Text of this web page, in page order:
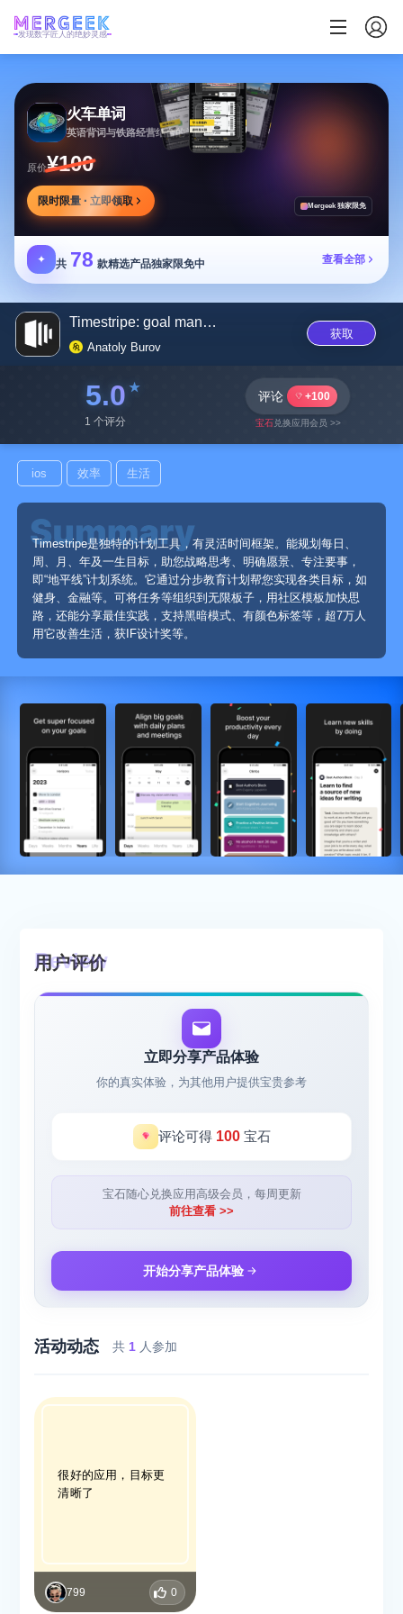
发现数字匠人的绝妙灵感
火车单词
英语背词与铁路经营结合的学习游戏，边玩边学
原价¥100
限时限量 · 立即领取 Mergeek 独家限免
✦ 共 78 款精选产品独家限免中 查看全部
Timestripe: goal manager
Anatoly Burov
获取
5.0
1 个评分
评论 +100
宝石兑换应用会员 >>
ios 效率 生活
Timestripe是独特的计划工具，有灵活时间框架。能规划每日、
周、月、年及一生目标，助您战略思考、明确愿景、专注要事，
即“地平线”计划系统。它通过分步教育计划帮您实现各类目标，如
健身、金融等。可将任务等组织到无限板子，用社区模板加快思
路，还能分享最佳实践，支持黑暗模式、有颜色标签等，超7万人
用它改善生活，获IF设计奖等。
用户评价
立即分享产品体验
你的真实体验，为其他用户提供宝贵参考
评论可得 100宝石
宝石随心兑换应用高级会员，每周更新
前往查看 >>
开始分享产品体验
活动动态 共 1 人参加
很好的应用，目标更
清晰了
799 0